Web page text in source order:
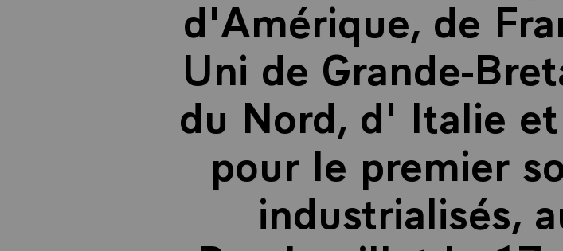
d'Amérique, de
Uni de Grande-
du Nord, d' Italie
pour le premier
industrialisés,